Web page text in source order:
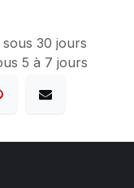
30 jours
5 à 7 jours